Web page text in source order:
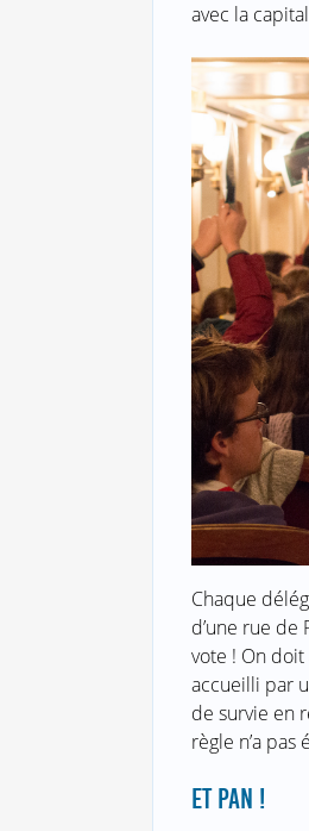
avec la
Chaque
d’une rue
vote ! On
accueilli par
de survie en
règle n’a
ET PAN !